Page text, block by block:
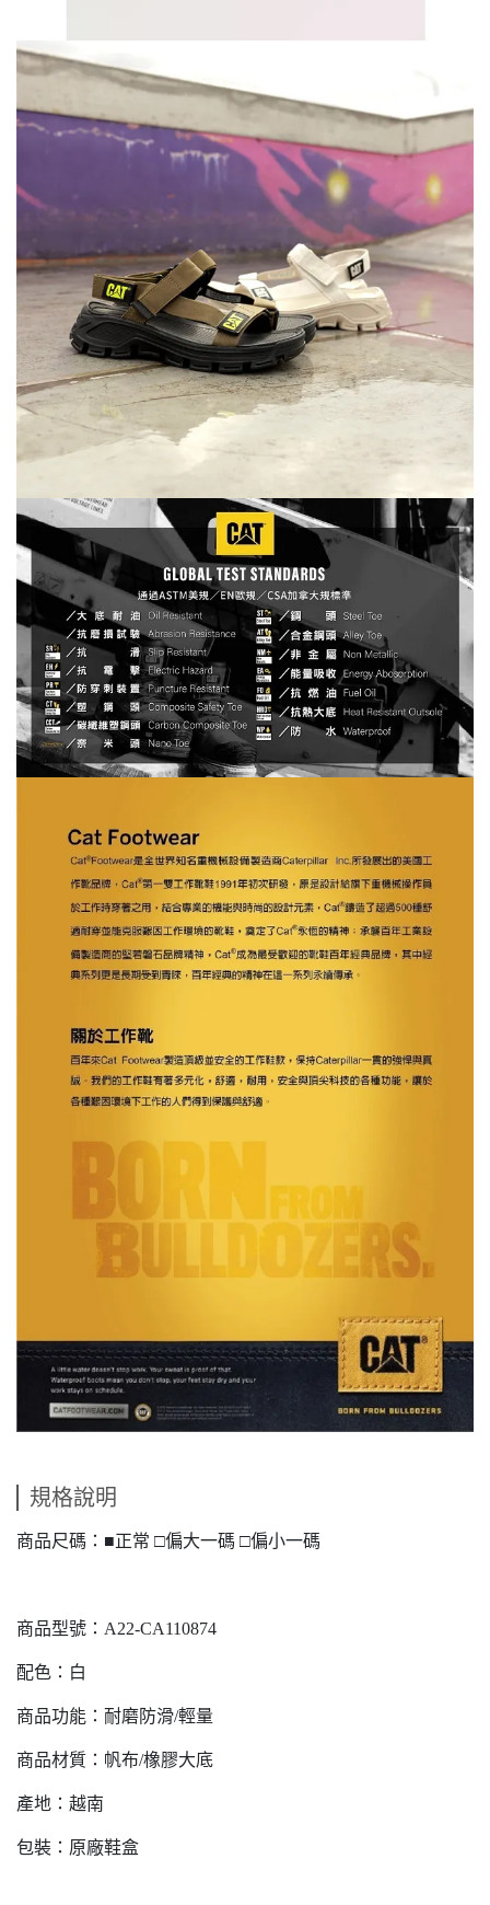
規格說明
商品尺碼：■正常 □偏大一碼 □偏小一碼
商品型號：A22-CA110874
配色：白
商品功能：耐磨防滑/輕量
商品材質：帆布/橡膠大底
產地：越南
包裝：原廠鞋盒